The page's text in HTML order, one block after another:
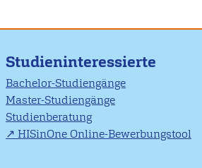
Studieninteressierte
Bachelor-Studiengänge
Master-Studiengänge
Studienberatung
HISinOne Online-Bewerbungstool